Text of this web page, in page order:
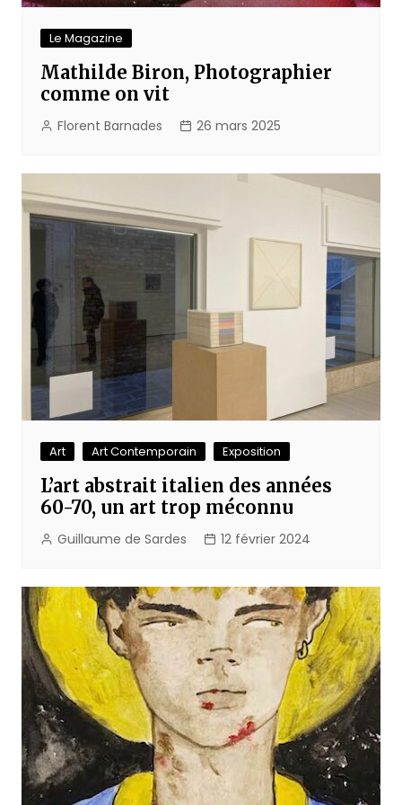
Le Magazine
Mathilde Biron, Photographier
comme on vit
Florent Barnades 26 mars 2025
Art Art Contemporain Exposition
L’art abstrait italien des années
60-70, un art trop méconnu
Guillaume de Sardes 12 février 2024